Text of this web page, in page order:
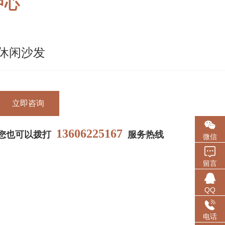
心
闲沙发
立即咨询
也可以拨打 13606225167 服务热线 微信
留言
QQ
电话